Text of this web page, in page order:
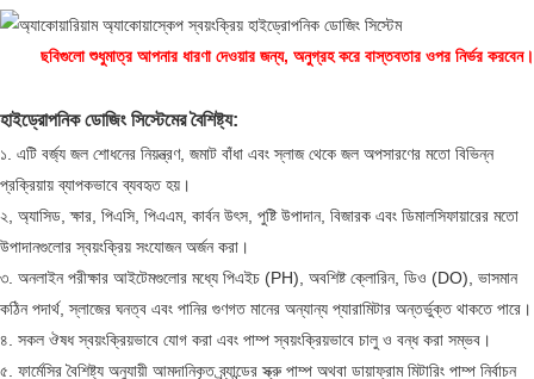
ছবিগুলো শুধুমাত্র আপনার ধারণা দেওয়ার জন্য, অনুগ্রহ করে বাস্তবতার ওপর নির্ভর করবেন।
হাইড্রোপনিক ডোজিং সিস্টেমের বৈশিষ্ট্য:
১. এটি বর্জ্য জল শোধনের নিয়ন্ত্রণ, জমাট বাঁধা এবং স্লাজ থেকে জল অপসারণের মতো বিভিন্ন
প্রক্রিয়ায় ব্যাপকভাবে ব্যবহৃত হয়।
২, অ্যাসিড, ক্ষার, পিএসি, পিএএম, কার্বন উৎস, পুষ্টি উপাদান, বিজারক এবং ডিমালসিফায়ারের মতো
উপাদানগুলোর স্বয়ংক্রিয় সংযোজন অর্জন করা।
৩. অনলাইন পরীক্ষার আইটেমগুলোর মধ্যে পিএইচ (PH), অবশিষ্ট ক্লোরিন, ডিও (DO), ভাসমান
কঠিন পদার্থ, স্লাজের ঘনত্ব এবং পানির গুণগত মানের অন্যান্য প্যারামিটার অন্তর্ভুক্ত থাকতে পারে।
৪. সকল ঔষধ স্বয়ংক্রিয়ভাবে যোগ করা এবং পাম্প স্বয়ংক্রিয়ভাবে চালু ও বন্ধ করা সম্ভব।
৫. ফার্মেসির বৈশিষ্ট্য অনুযায়ী আমদানিকৃত ব্র্যান্ডের স্ক্রু পাম্প অথবা ডায়াফ্রাম মিটারিং পাম্প নির্বাচন